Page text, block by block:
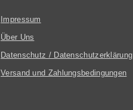
Impressum
Über Uns
Datenschutz / Datenschutzerklärung
Versand und Zahlungsbedingungen